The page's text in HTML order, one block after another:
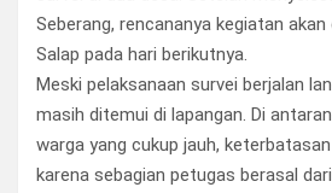
Seberang, rencananya kegiatan
Salap pada hari berikutnya.
Meski pelaksanaan survei berjalan
masih ditemui di lapangan. Di
warga yang cukup jauh,
karena sebagian petugas berasal